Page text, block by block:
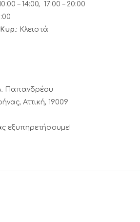
– 14:00, 17:00 – 20:00
Κυρ.: Κλειστά
Παπανδρέου
Αττική, 19009
εξυπηρετήσουμε!